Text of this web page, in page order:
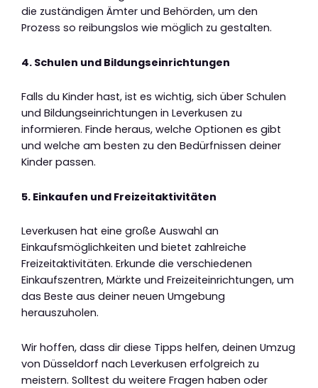
die zuständigen Ämter und Behörden, um den
Prozess so reibungslos wie möglich zu gestalten.
4. Schulen und Bildungseinrichtungen
Falls du Kinder hast, ist es wichtig, sich über Schulen
und Bildungseinrichtungen in Leverkusen zu
informieren. Finde heraus, welche Optionen es gibt
und welche am besten zu den Bedürfnissen deiner
Kinder passen.
5. Einkaufen und Freizeitaktivitäten
Leverkusen hat eine große Auswahl an
Einkaufsmöglichkeiten und bietet zahlreiche
Freizeitaktivitäten. Erkunde die verschiedenen
Einkaufszentren, Märkte und Freizeiteinrichtungen, um
das Beste aus deiner neuen Umgebung
herauszuholen.
Wir hoffen, dass dir diese Tipps helfen, deinen Umzug
von Düsseldorf nach Leverkusen erfolgreich zu
meistern. Solltest du weitere Fragen haben oder